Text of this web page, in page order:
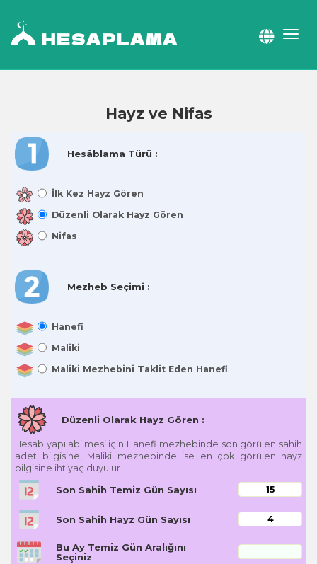
HESAPLAMA
Hayz ve Nifas
Hesâblama Türü :
İlk Kez Hayz Gören
Düzenli Olarak Hayz Gören
Nifas
Mezheb Seçimi :
Hanefi
Maliki
Maliki Mezhebini Taklit Eden Hanefi
Düzenli Olarak Hayz Gören :
Hesab yapılabilmesi için Hanefi mezhebinde son görülen sahih
adet bilgisine, Maliki mezhebinde ise en çok görülen hayz
bilgisine ihtiyaç duyulur.
Son Sahih Temiz Gün Sayısı
Son Sahih Hayz Gün Sayısı
Bu Ay Temiz Gün Aralığını
Seçiniz